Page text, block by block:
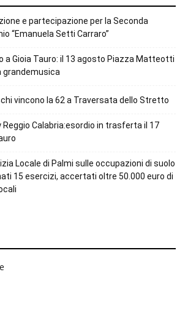
e partecipazione per la Seconda
“Emanuela Setti Carraro”
a Gioia Tauro: il 13 agosto Piazza Matteotti
grandemusica
vincono la 62 a Traversata dello Stretto
Reggio Calabria:esordio in trasferta il 17
Locale di Palmi sulle occupazioni di suolo
15 esercizi, accertati oltre 50.000 euro di